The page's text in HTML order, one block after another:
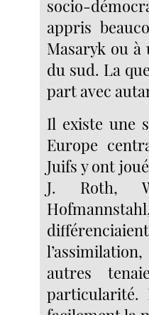
socio-
appris
Masaryk ou à
du sud. La
part avec
Il existe une
Europe
Juifs y ont
J. Roth,
autres
particularité.